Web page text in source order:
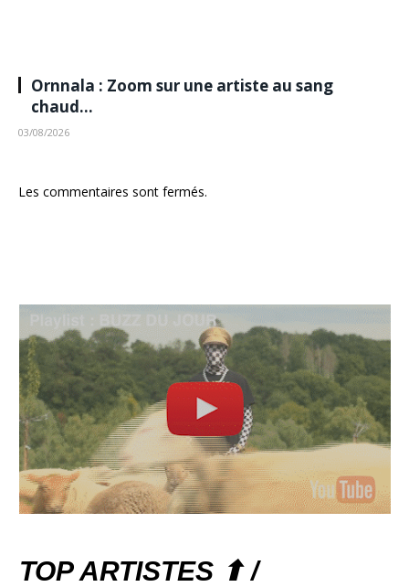
Ornnala : Zoom sur une artiste au sang
chaud…
03/08/2026
Les commentaires sont fermés.
TOP ARTISTES ⬆ /